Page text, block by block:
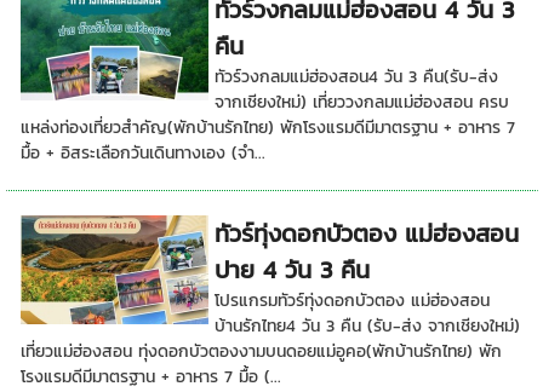
ทัวร์วงกลมแม่ฮ่องสอน 4 วัน 3
คืน
ทัวร์วงกลมแม่ฮ่องสอน4 วัน 3 คืน(รับ-ส่ง
จากเชียงใหม่) เที่ยววงกลมแม่ฮ่องสอน ครบ
แหล่งท่องเที่ยวสำคัญ(พักบ้านรักไทย) พักโรงแรมดีมีมาตรฐาน + อาหาร 7
มื้อ + อิสระเลือกวันเดินทางเอง (จำ...
ทัวร์ทุ่งดอกบัวตอง แม่ฮ่องสอน
ปาย 4 วัน 3 คืน
โปรแกรมทัวร์ทุ่งดอกบัวตอง แม่ฮ่องสอน
บ้านรักไทย4 วัน 3 คืน (รับ-ส่ง จากเชียงใหม่)
เที่ยวแม่ฮ่องสอน ทุ่งดอกบัวตองงามบนดอยแม่อูคอ(พักบ้านรักไทย) พัก
โรงแรมดีมีมาตรฐาน + อาหาร 7 มื้อ (...